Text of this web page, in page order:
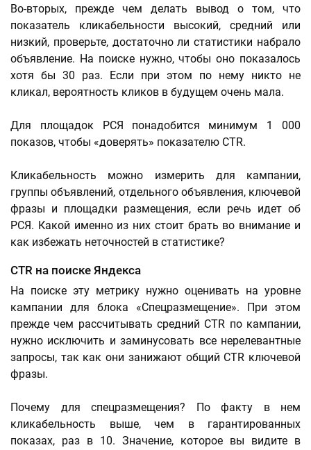
Во-вторых, прежде чем делать вывод о том, что
показатель кликабельности высокий, средний или
низкий, проверьте, достаточно ли статистики набрало
объявление. На поиске нужно, чтобы оно показалось
хотя бы 30 раз. Если при этом по нему никто не
кликал, вероятность кликов в будущем очень мала.
Для площадок РСЯ понадобится минимум 1 000
показов, чтобы «доверять» показателю CTR.
Кликабельность можно измерить для кампании,
группы объявлений, отдельного объявления, ключевой
фразы и площадки размещения, если речь идет об
РСЯ. Какой именно из них стоит брать во внимание и
как избежать неточностей в статистике?
CTR на поиске Яндекса
На поиске эту метрику нужно оценивать на уровне
кампании для блока «Спецразмещение». При этом
прежде чем рассчитывать средний CTR по кампании,
нужно исключить и заминусовать все нерелевантные
запросы, так как они занижают общий CTR ключевой
фразы.
Почему для спецразмещения? По факту в нем
кликабельность выше, чем в гарантированных
показах, раз в 10. Значение, которое вы видите в